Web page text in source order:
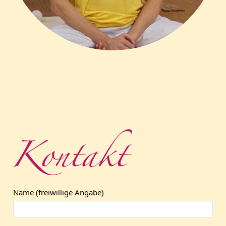
Name (freiwillige Angabe)